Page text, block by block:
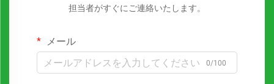
担当者がすぐにご連絡いたします。
メール
0/100